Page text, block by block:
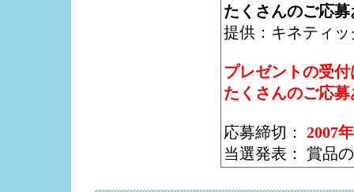
たくさんのご応
提供：キネティ
プレゼントの受
たくさんのご応
応募締切： 2007
当選発表： 賞品